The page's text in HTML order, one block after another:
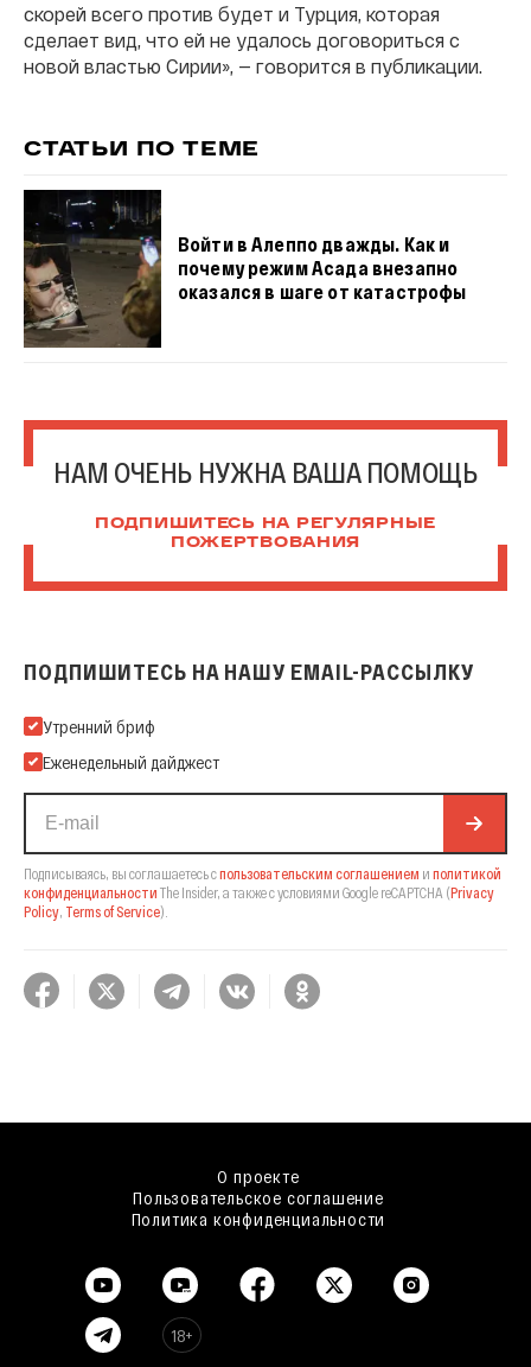
скорей всего против будет и Турция, которая
сделает вид, что ей не удалось договориться с
новой властью Сирии», — говорится в публикации.
СТАТЬИ ПО ТЕМЕ
Войти в Алеппо дважды. Как и
почему режим Асада внезапно
оказался в шаге от катастрофы
НАМ ОЧЕНЬ НУЖНА ВАША ПОМОЩЬ
ПОДПИШИТЕСЬ НА РЕГУЛЯРНЫЕ
ПОЖЕРТВОВАНИЯ
ПОДПИШИТЕСЬ НА НАШУ EMAIL-РАССЫЛКУ
Подпишитесь на нашу Email-рассылку
Утренний бриф
Еженедельный дайджест
Подписываясь, вы соглашаетесь спользовательским соглашением и политикой
конфиденциальности The Insider, а также с условиями Google reCAPTCHA (Privacy
Policy Terms of Service).
О проекте
Пользовательское соглашение
Политика конфиденциальности
18+